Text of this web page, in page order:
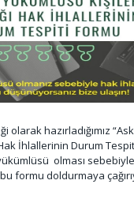
olarak hazırladığımız
İhlallerinin Durum
olması
formu doldurmaya